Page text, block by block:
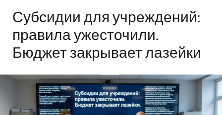
Субсидии для учреждений:
правила ужесточили.
Бюджет закрывает лазейки